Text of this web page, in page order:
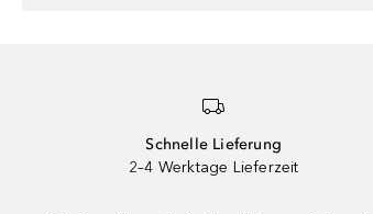
Schnelle Lieferung
2–4 Werktage Lieferzeit